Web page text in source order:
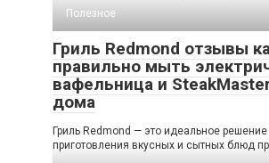
Полезное
Гриль Redmond отзывы
правильно мыть
вафельница и
дома
Гриль Redmond — это идеальное
приготовления вкусных и сытных блюд